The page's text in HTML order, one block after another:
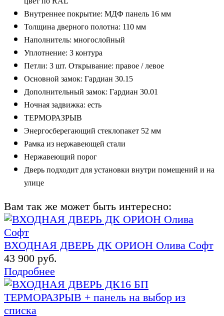
Внутреннее покрытие: МДФ панель 16 мм
Толщина дверного полотна: 110 мм
Наполнитель: многослойный
Уплотнение: 3 контура
Петли: 3 шт. Открывание: правое / левое
Основной замок: Гардиан 30.15
Дополнительный замок: Гардиан 30.01
Ночная задвижка: есть
ТЕРМОРАЗРЫВ
Энергосберегающий стеклопакет 52 мм
Рамка из нержавеющей стали
Нержавеющий порог
Дверь подходит для установки внутри помещений и на
улице
Вам так же может быть интересно:
ВХОДНАЯ ДВЕРЬ ДК ОРИОН Олива Софт
43 900 руб.
Подробнее